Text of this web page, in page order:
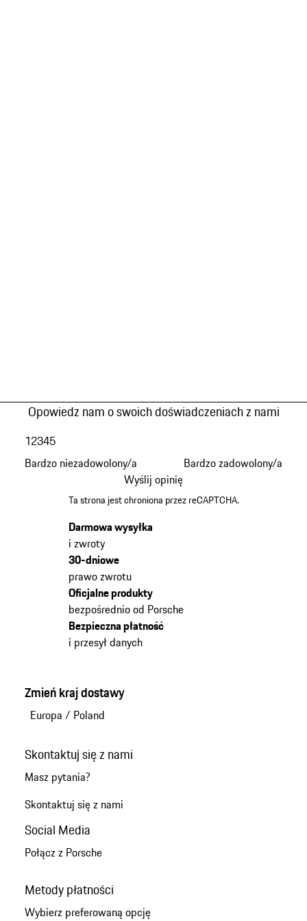
Opowiedz nam o swoich doświadczeniach z nami
Bardzo niezadowolony/a
12345
Bardzo zadowolony/a
Wyślij opinię
Ta strona jest chroniona przez reCAPTCHA.
Darmowa wysyłka
i zwroty
30-dniowe
prawo zwrotu
Oficjalne produkty
bezpośrednio od Porsche
Bezpieczna płatność
i przesył danych
Zmień kraj dostawy
Europa / Poland
Skontaktuj się z nami
Masz pytania?
Skontaktuj się z nami
Social Media
Połącz z Porsche
Metody płatności
Wybierz preferowaną opcję